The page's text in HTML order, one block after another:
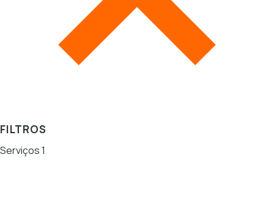
FILTROS
Serviços1